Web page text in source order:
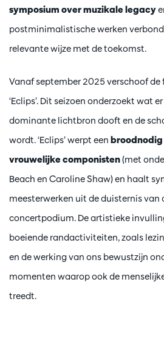
symposium over muzikale legacy
postminimalistische werken
relevante wijze met de toekomst.
Vanaf september 2025 verschoof
‘Eclips’. Dit seizoen onderzoekt wat
dominante lichtbron dooft en de
wordt. ‘Eclips’ werpt een
vrouwelijke componisten(met
Beach en Caroline Shaw) en haalt
meesterwerken uit de duisternis van
concertpodium. De artistieke
boeiende randactiviteiten, zoals
en de werking van ons bewustzijn
momenten waarop ook de menselijke
treedt.